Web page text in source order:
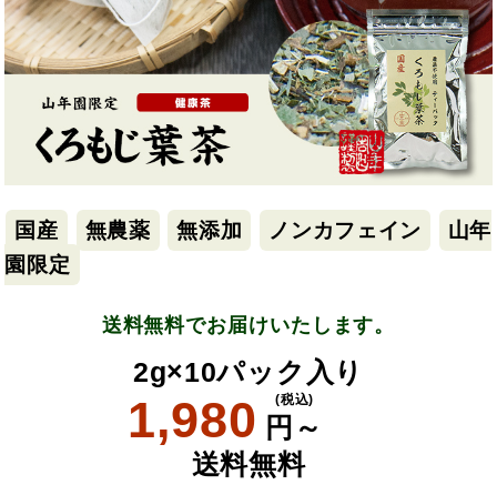
国産 無農薬 無添加 ノンカフェイン
山年
園限定
送料無料でお届けいたします。
2g×10パック入り
1,980 円～
(税込)
送料無料